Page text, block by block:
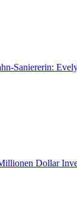
Saniererin:
Dollar